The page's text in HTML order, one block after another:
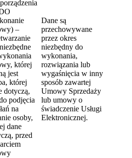
–
której
jest
której
dotyczą,
podjęcia
na
osoby,
dane
przed
Dane są
przechowywane
przez okres
niezbędny do
wykonania,
rozwiązania lub
wygaśnięcia w inny
sposób zawartej
Umowy Sprzedaży
lub umowy o
świadczenie Usługi
Elektronicznej.